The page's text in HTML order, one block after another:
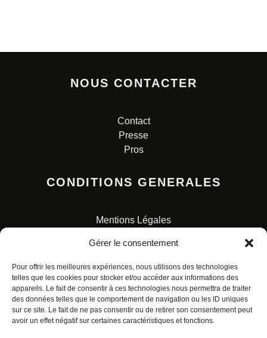
Gérer le consentement
Pour offrir les meilleures expériences, nous utilisons des technologies
telles que les cookies pour stocker et/ou accéder aux informations des
appareils. Le fait de consentir à ces technologies nous permettra de traiter
des données telles que le comportement de navigation ou les ID uniques
sur ce site. Le fait de ne pas consentir ou de retirer son consentement peut
avoir un effet négatif sur certaines caractéristiques et fonctions.
NOUS CONTACTER
Contact
Presse
Pros
CONDITIONS GENERALES
Mentions Légales
Charte pour la protection des données personnelles
© ALL RIGHTS RESERVED. URBAN COMICS POUR LES